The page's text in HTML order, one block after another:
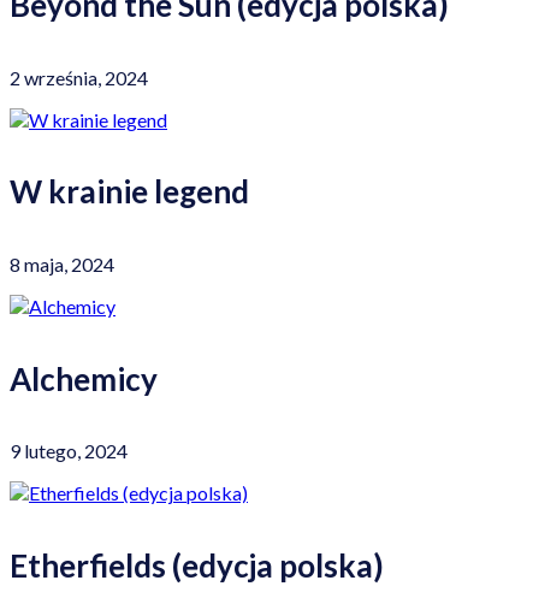
2 września, 2024
W krainie legend
8 maja, 2024
Alchemicy
9 lutego, 2024
Etherfields (edycja polska)